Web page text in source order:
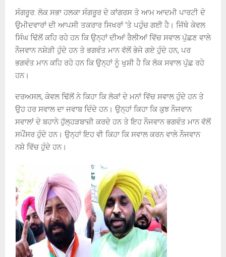
ਸੰਗਰੂਰ: ਲੋਕ ਸਭਾ ਹਲਕਾ ਸੰਗਰੂਰ ਦੇ ਕਾਂਗਰਸ ਤੇ ਆਮ ਆਦਮੀ ਪਾਰਟੀ ਦੇ
ਉਮੀਦਵਾਰਾਂ ਦੀ ਆਪਸੀ ਤਕਰਾਰ ਸਿਖਰਾਂ ‘ਤੇ ਪਹੁੰਚ ਗਈ ਹੈ। ਜਿੱਥੇ ਕੇਵਲ
ਸਿੰਘ ਢਿੱਲੋਂ ਕਹਿ ਰਹੇ ਹਨ ਕਿ ਉਨ੍ਹਾਂ ਦੀਆਂ ਰੈਲੀਆਂ ਵਿੱਚ ਸਵਾਲ ਪੁੱਛਣ ਵਾਲੇ
ਨੌਜਵਾਨ ਨਸ਼ੇੜੀ ਹੁੰਦੇ ਹਨ ਤੇ ਭਗਵੰਤ ਮਾਨ ਵੱਲੋਂ ਭੇਜੇ ਗਏ ਹੁੰਦੇ ਹਨ, ਪਰ
ਭਗਵੰਤ ਮਾਨ ਕਹਿ ਰਹੇ ਹਨ ਕਿ ਉਨ੍ਹਾਂ ਨੂੰ ਖੁਸ਼ੀ ਹੈ ਕਿ ਲੋਕ ਸਵਾਲ ਪੁੱਛ ਰਹੇ
ਹਨ।
ਦਰਅਸਲ, ਕੇਵਲ ਢਿੱਲੋਂ ਨੇ ਕਿਹਾ ਕਿ ਲੋਕਾਂ ਦੇ ਮਨਾਂ ਵਿੱਚ ਸਵਾਲ ਹੁੰਦੇ ਹਨ ਤੇ
ਉਹ ਹਰ ਸਵਾਲ ਦਾ ਜਵਾਬ ਦਿੰਦੇ ਹਨ। ਉਨ੍ਹਾਂ ਕਿਹਾ ਕਿ ਕੁਝ ਨੌਜਵਾਨ
ਸਵਾਲਾਂ ਦੇ ਬਹਾਨੇ ਹੁੱਲ੍ਹੜਬਾਜ਼ੀ ਕਰਦੇ ਹਨ ਤੇ ਇਹ ਨੌਜਵਾਨ ਭਗਵੰਤ ਮਾਨ ਵੱਲੋਂ
ਸਪੌਂਸਰ ਹੁੰਦੇ ਹਨ। ਉਨ੍ਹਾਂ ਇਹ ਵੀ ਕਿਹਾ ਕਿ ਸਵਾਲ ਕਰਨ ਵਾਲੇ ਨੌਜਵਾਨ
ਨਸ਼ੇ ਵਿੱਚ ਹੁੰਦੇ ਹਨ।